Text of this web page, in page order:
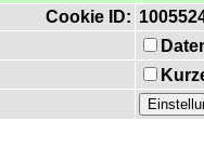
Cookie ID: